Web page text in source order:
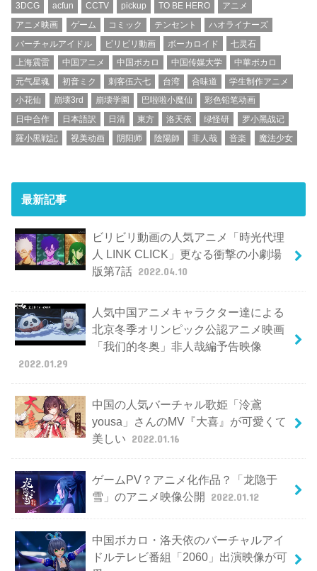
3DCG acfun CCTV pickup TO BE HERO
アニメ
アニメ映画
ゲーム コミック テンセント
ハオライナーズ
バーチャルアイドル
ビリビリ動画 ボーカロイド
七灵石
上海震雷
中国アニメ 中国ボカロ 中国传媒大学
中華ボカロ
元气星魂
初音ミク 刺客伍六七 台湾 合味道
学生制作アニメ
小花仙
崩壊3rd 崩壊学園 巴啦啦小魔仙
彩色铅笔动画
日中合作
日本語訳 日清 東方 洛天依 绿怪研
罗小黑战记
羅小黒戦記
视美动画 阴阳师 陰陽師 非人哉 音楽 魔法少女
最新記事
ビリビリ動画の人気アニメ「時光代理
人 LINK CLICK」更なる衝撃の小劇場
版第7話 2022.04.10
人気中国アニメキャラクター達による
北京冬季オリンピック公認アニメ映画
「我们的冬奥」非人哉編予告映像
2022.01.29
中国の人気バーチャル歌姫「泠鳶
yousa」さんのMV『大喜』が可愛くて
美しい 2022.01.16
ゲームPV？アニメ化作品？「龙隐于
雪」のアニメ映像公開 2022.01.12
中国ボカロ・洛天依のバーチャルアイ
ドルテレビ番組「2060」出演映像が可